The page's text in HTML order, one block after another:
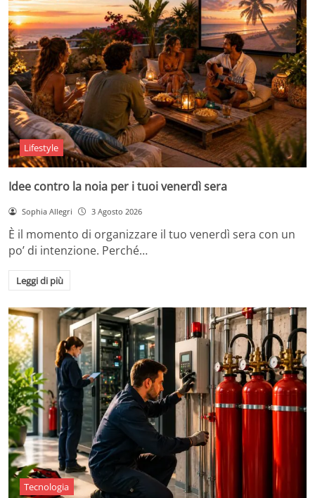
Lifestyle
Idee contro la noia per i tuoi venerdì sera
Sophia Allegri 3 Agosto 2026
È il momento di organizzare il tuo venerdì sera con un
po’ di intenzione. Perché…
Leggi di più
Tecnologia